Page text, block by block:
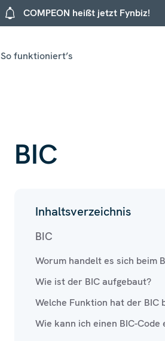
COMPEON heißt jetzt Fynbiz!
So funktioniert’s
BIC
Inhaltsverzeichnis
BIC
Worum handelt es sich beim
Wie ist der BIC aufgebaut?
Welche Funktion hat der BIC
Wie kann ich einen BIC-Code